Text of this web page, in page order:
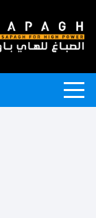
إلى
المحتوى